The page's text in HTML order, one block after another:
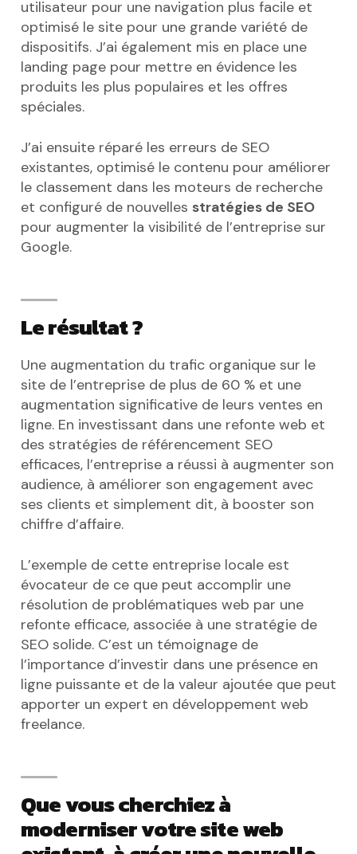
utilisateur pour une navigation plus facile et
optimisé le site pour une grande variété de
dispositifs. J’ai également mis en place une
landing page pour mettre en évidence les
produits les plus populaires et les offres
spéciales.
J’ai ensuite réparé les erreurs de SEO
existantes, optimisé le contenu pour améliorer
le classement dans les moteurs de recherche
et configuré de nouvelles stratégies de SEO
pour augmenter la visibilité de l’entreprise sur
Google.
Le résultat ?
Une augmentation du trafic organique sur le
site de l’entreprise de plus de 60 % et une
augmentation significative de leurs ventes en
ligne. En investissant dans une refonte web et
des stratégies de référencement SEO
efficaces, l’entreprise a réussi à augmenter son
audience, à améliorer son engagement avec
ses clients et simplement dit, à booster son
chiffre d’affaire.
L’exemple de cette entreprise locale est
évocateur de ce que peut accomplir une
résolution de problématiques web par une
refonte efficace, associée à une stratégie de
SEO solide. C’est un témoignage de
l’importance d’investir dans une présence en
ligne puissante et de la valeur ajoutée que peut
apporter un expert en développement web
freelance.
Que vous cherchiez à
moderniser votre site web